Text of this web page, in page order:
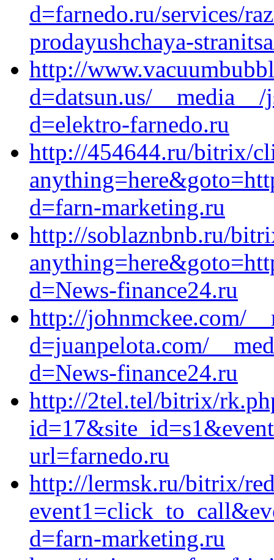
d=farnedo.ru/services/
prodayushchaya-
http://
d=datsun.us/
d=elektro-farnedo.ru
http://454644.ru/bitrix/
d=farn-marketing.ru
http://soblaznbnb.ru/
d=News-finance24.ru
http://johnmckee.com/
d=juanpelota.com/
d=News-finance24.ru
http://2tel.tel/bitrix/
url=farnedo.ru
http://lermsk.ru/bitrix/
d=farn-marketing.ru